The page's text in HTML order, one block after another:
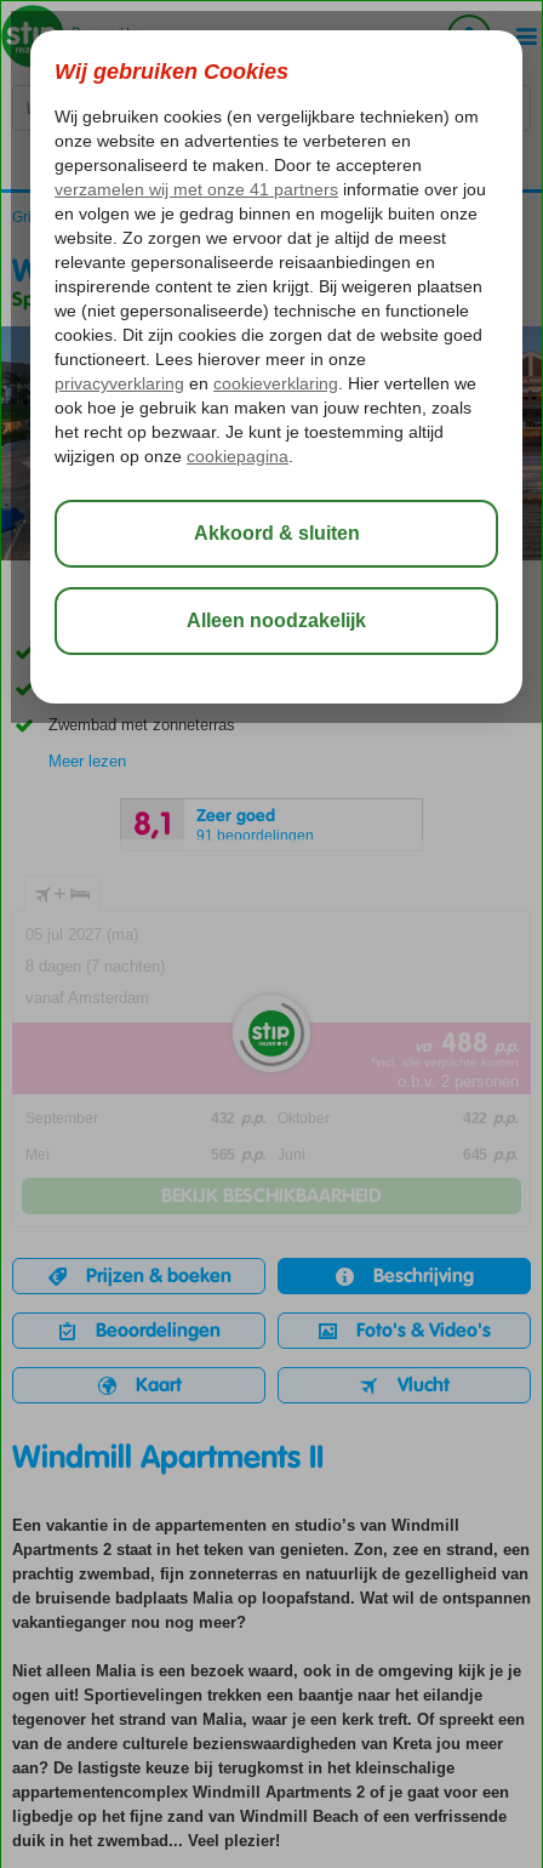
Voelt als thuiskomen...
Griekenland Kreta Malia Windmill Apartments II
Windmill Apartments II
Special category Logies-Appartement
Op loopafstand van Malia
Zwembad met zonneterras
Meer lezen
8,1 Zeer goed
91 beoordelingen
+
05 jul 2027 (ma)
8 dagen (7 nachten)
vanaf Amsterdam
va 488 p.p.
*incl. alle verplichte kosten
o.b.v. 2 personen
September 432 p.p. Oktober 422 p.p.
Mei 565 p.p. Juni 645 p.p.
BEKIJK BESCHIKBAARHEID
Prijzen & boeken Beschrijving
Beoordelingen Foto's & Video's
Kaart Vlucht
Windmill Apartments II
Een vakantie in de appartementen en studio’s van Windmill
Apartments 2 staat in het teken van genieten. Zon, zee en strand, een
prachtig zwembad, fijn zonneterras en natuurlijk de gezelligheid van
de bruisende badplaats Malia op loopafstand. Wat wil de ontspannen
vakantieganger nou nog meer?
Niet alleen Malia is een bezoek waard, ook in de omgeving kijk je je
ogen uit! Sportievelingen trekken een baantje naar het eilandje
tegenover het strand van Malia, waar je een kerk treft. Of spreekt een
van de andere culturele bezienswaardigheden van Kreta jou meer
aan? De lastigste keuze bij terugkomst in het kleinschalige
appartementencomplex Windmill Apartments 2 of je gaat voor een
ligbedje op het fijne zand van Windmill Beach of een verfrissende
duik in het zwembad... Veel plezier!